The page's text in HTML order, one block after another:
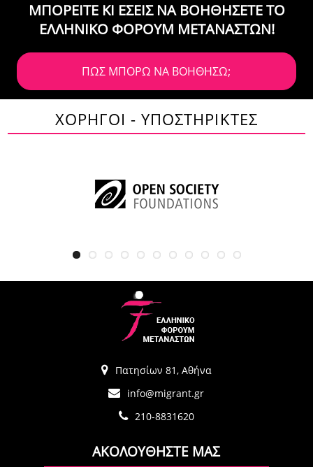
ΜΠΟΡΕΙΤΕ ΚΙ ΕΣΕΙΣ ΝΑ ΒΟΗΘΗΣΕΤΕΤΟ
ΕΛΛΗΝΙΚΟ ΦΟΡΟΥΜ ΜΕΤΑΝΑΣΤΩΝ!
ΠΩΣ ΜΠΟΡΩ ΝΑ ΒΟΗΘΗΣΩ;
ΧΟΡΗΓΟΙ - ΥΠΟΣΤΗΡΙΚΤΕΣ
Πατησίων 81, Αθήνα
info@migrant.gr
210-8831620
ΑΚΟΛΟΥΘΗΣΤΕ ΜΑΣ